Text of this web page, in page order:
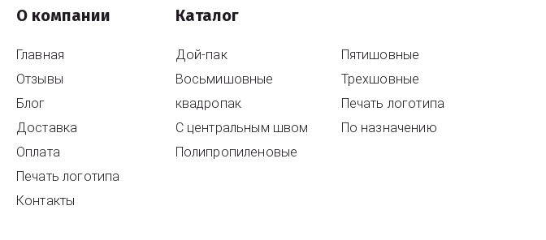
О компании
Главная
Отзывы
Блог
Доставка
Оплата
Печать логотипа
Контакты
Каталог
Дой-пак
Восьмишовные
квадропак
С центральным швом
Полипропиленовые
Пятишовные
Трехшовные
Печать логотипа
По назначению